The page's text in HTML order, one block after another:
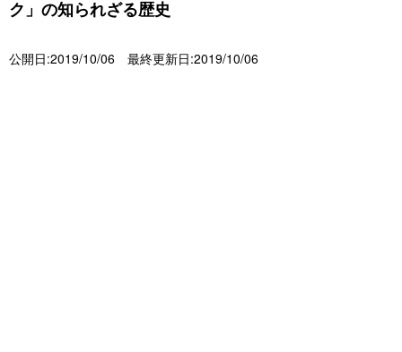
ク」の知られざる歴史
公開日:2019/10/06 最終更新日:2019/10/06